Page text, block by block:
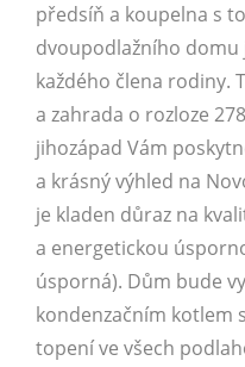
předsíň a koupelna s
dvoupodlažního
každého člena rodiny.
a zahrada o rozloze
jihozápad Vám
a krásný výhled na
je kladen důraz na
a energetickou
úsporná). Dům bude
kondenzačním kotlem
topení ve všech